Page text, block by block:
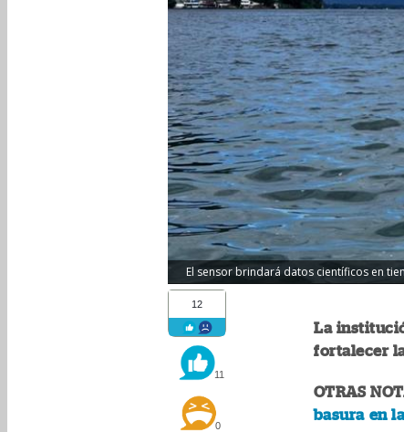
El sensor brindará datos científicos en
12
11
0
La
fortalecer
OTRAS
basura en